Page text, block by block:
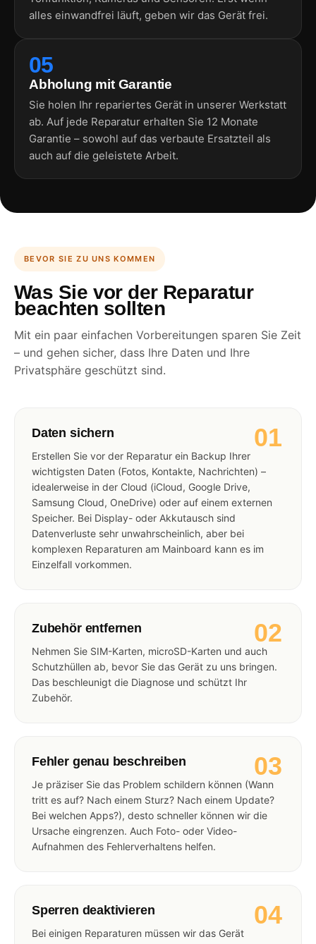
alles einwandfrei läuft, geben wir das Gerät frei.
05
Abholung mit Garantie
Sie holen Ihr repariertes Gerät in unserer Werkstatt
ab. Auf jede Reparatur erhalten Sie 12 Monate
Garantie – sowohl auf das verbaute Ersatzteil als
auch auf die geleistete Arbeit.
BEVOR SIE ZU UNS KOMMEN
Was Sie vor der Reparatur
beachten sollten
Mit ein paar einfachen Vorbereitungen sparen Sie Zeit
– und gehen sicher, dass Ihre Daten und Ihre
Privatsphäre geschützt sind.
01
Daten sichern
Erstellen Sie vor der Reparatur ein Backup Ihrer
wichtigsten Daten (Fotos, Kontakte, Nachrichten) –
idealerweise in der Cloud (iCloud, Google Drive,
Samsung Cloud, OneDrive) oder auf einem externen
Speicher. Bei Display- oder Akkutausch sind
Datenverluste sehr unwahrscheinlich, aber bei
komplexen Reparaturen am Mainboard kann es im
Einzelfall vorkommen.
02
Zubehör entfernen
Nehmen Sie SIM-Karten, microSD-Karten und auch
Schutzhüllen ab, bevor Sie das Gerät zu uns bringen.
Das beschleunigt die Diagnose und schützt Ihr
Zubehör.
03
Fehler genau beschreiben
Je präziser Sie das Problem schildern können (Wann
tritt es auf? Nach einem Sturz? Nach einem Update?
Bei welchen Apps?), desto schneller können wir die
Ursache eingrenzen. Auch Foto- oder Video-
Aufnahmen des Fehlerverhaltens helfen.
04
Sperren deaktivieren
Bei einigen Reparaturen müssen wir das Gerät